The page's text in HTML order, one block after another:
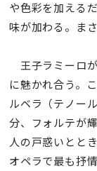
や色彩を加える
味が加わる。ま
王子ラミーロ
に魅かれ合う。
ルベラ（テノー
分、フォルテが
人の戸惑いとと
オペラで最も抒